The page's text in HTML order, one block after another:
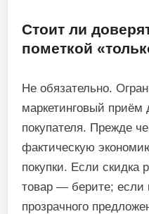
Стоит ли
пометкой
Не обязательно.
маркетинговый приём
покупателя. Прежде
фактическую
покупки. Если скидка
товар — берите;
прозрачного